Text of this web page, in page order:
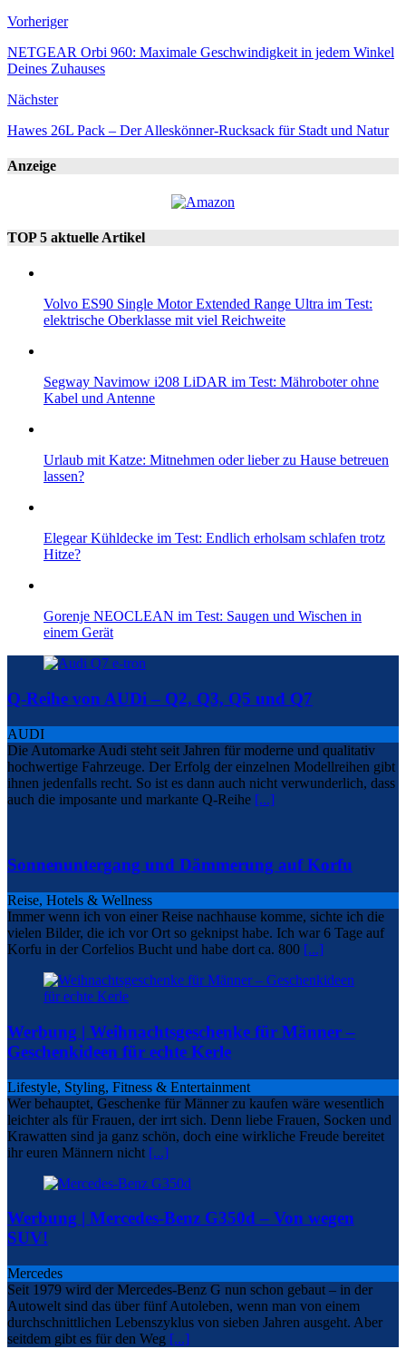
Vorheriger
NETGEAR Orbi 960: Maximale Geschwindigkeit in jedem Winkel
Deines Zuhauses
Nächster
Hawes 26L Pack – Der Alleskönner-Rucksack für Stadt und Natur
Anzeige
TOP 5 aktuelle Artikel
Volvo ES90 Single Motor Extended Range Ultra im Test:
elektrische Oberklasse mit viel Reichweite
Segway Navimow i208 LiDAR im Test: Mähroboter ohne
Kabel und Antenne
Urlaub mit Katze: Mitnehmen oder lieber zu Hause betreuen
lassen?
Elegear Kühldecke im Test: Endlich erholsam schlafen trotz
Hitze?
Gorenje NEOCLEAN im Test: Saugen und Wischen in
einem Gerät
Q-Reihe von AUDi – Q2, Q3, Q5 und Q7
AUDI
Die Automarke Audi steht seit Jahren für moderne und qualitativ
hochwertige Fahrzeuge. Der Erfolg der einzelnen Modellreihen gibt
ihnen jedenfalls recht. So ist es dann auch nicht verwunderlich, dass
auch die imposante und markante Q-Reihe [...]
Sonnenuntergang und Dämmerung auf Korfu
Reise, Hotels & Wellness
Immer wenn ich von einer Reise nachhause komme, sichte ich die
vielen Bilder, die ich vor Ort so geknipst habe. Ich war 6 Tage auf
Korfu in der Corfelios Bucht und habe dort ca. 800 [...]
Werbung | Weihnachtsgeschenke für Männer –
Geschenkideen für echte Kerle
Lifestyle, Styling, Fitness & Entertainment
Wer behauptet, Geschenke für Männer zu kaufen wäre wesentlich
leichter als für Frauen, der irrt sich. Denn liebe Frauen, Socken und
Krawatten sind ja ganz schön, doch eine wirkliche Freude bereitet
ihr euren Männern nicht [...]
Werbung | Mercedes-Benz G350d – Von wegen
SUV!
Mercedes
Seit 1979 wird der Mercedes-Benz G nun schon gebaut – in der
Autowelt sind das über fünf Autoleben, wenn man von einem
durchschnittlichen Lebenszyklus von sieben Jahren ausgeht. Aber
seitdem gibt es für den Weg [...]